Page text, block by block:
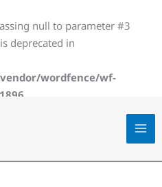
null to parameter #3
deprecated in
wordfence/wf-
1896